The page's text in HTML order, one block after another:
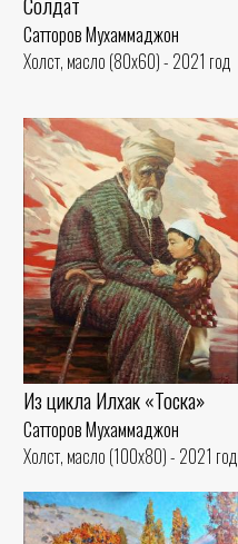
Сатторов Мухаммаджон
Холст, масло (80x60) - 2021 год
Из цикла Илхак «Тоска»
Сатторов Мухаммаджон
Холст, масло (100x80) - 2021 год